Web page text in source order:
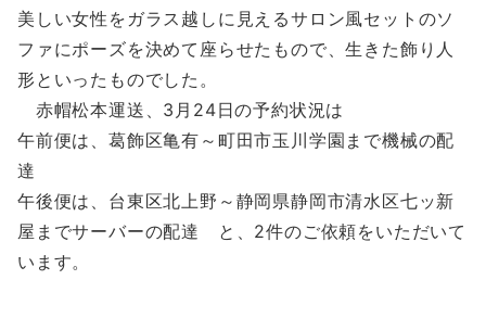
美しい女性をガラス越しに見えるサロン風セットのソ
ファにポーズを決めて座らせたもので、生きた飾り人
形といったものでした。
赤帽松本運送、3月24日の予約状況は
午前便は、葛飾区亀有～町田市玉川学園まで機械の配
達
午後便は、台東区北上野～静岡県静岡市清水区七ッ新
屋までサーバーの配達 と、2件のご依頼をいただいて
います。